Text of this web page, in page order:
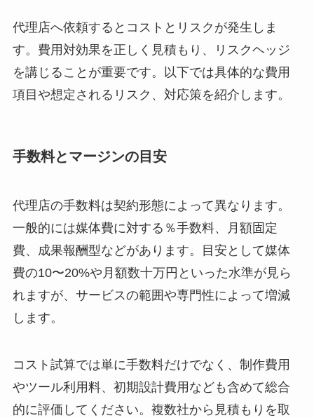
代理店へ依頼するとコストとリスクが発生しま
す。費用対効果を正しく見積もり、リスクヘッジ
を講じることが重要です。以下では具体的な費用
項目や想定されるリスク、対応策を紹介します。
手数料とマージンの目安
代理店の手数料は契約形態によって異なります。
一般的には媒体費に対する％手数料、月額固定
費、成果報酬型などがあります。目安として媒体
費の10〜20%や月額数十万円といった水準が見ら
れますが、サービスの範囲や専門性によって増減
します。
コスト試算では単に手数料だけでなく、制作費用
やツール利用料、初期設計費用なども含めて総合
的に評価してください。複数社から見積もりを取